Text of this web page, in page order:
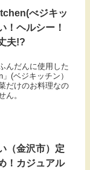
べジキッ
！ヘルシー！
夫!?
んだんに使用した
(ベジキッチン）
だけのお料理なの
ん。
（金沢市）定
！カジュアル